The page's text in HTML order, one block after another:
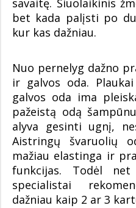
savaitę. Šiuolaikinis
bet kada palįsti po
kur kas dažniau.
Nuo pernelyg dažno
ir galvos oda.
galvos oda ima
pažeistą odą
alyva gesinti ugnį,
Aistringų švaruolių
mažiau elastinga ir
funkcijas. Todėl
specialistai
dažniau kaip 2 ar 3